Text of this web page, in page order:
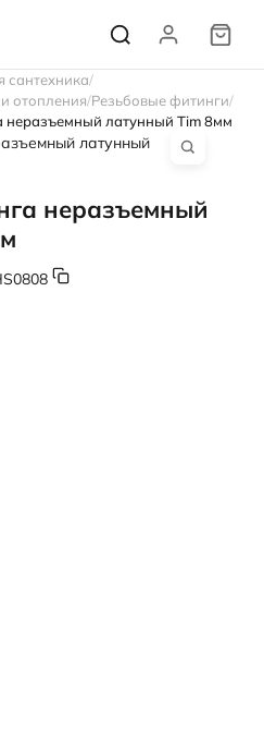
сантехника
отопления Резьбовые фитинги
латунный Tim 8мм
неразъемный